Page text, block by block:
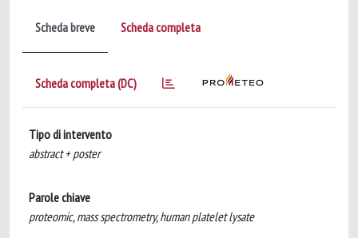
Scheda breve Scheda completa
Scheda completa (DC)
Tipo di intervento
abstract + poster
Parole chiave
proteomic, mass spectrometry, human platelet lysate